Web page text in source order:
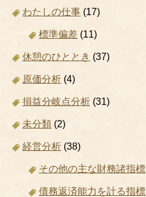
わたしの仕事 (17)
標準偏差 (11)
休憩のひととき (37)
原価分析 (4)
損益分岐点分析 (31)
未分類 (2)
経営分析 (38)
その他の主な財務諸指標
債務返済能力を計る指標